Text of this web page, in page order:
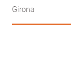
Girona